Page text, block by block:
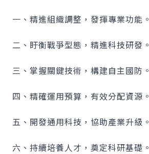
一、精進組織調整，發揮專業功能。
二、盱衡戰爭型態，精進科技研發。
三、掌握關鍵技術，構建自主國防。
四、精確運用預算，有效分配資源。
五、開發通用科技，協助產業升級。
六、持續培養人才，奠定科研基礎。